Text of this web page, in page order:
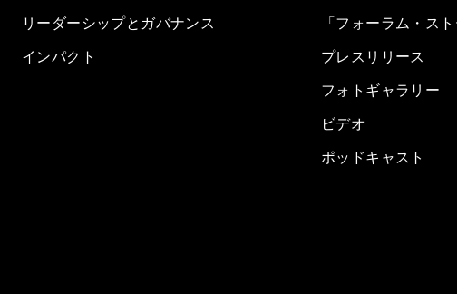
リーダーシップとガバナンス
インパクト
「フォーラム・スト
プレスリリース
フォトギャラリー
ビデオ
ポッドキャスト